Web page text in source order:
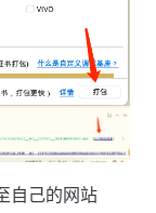
自己的网站